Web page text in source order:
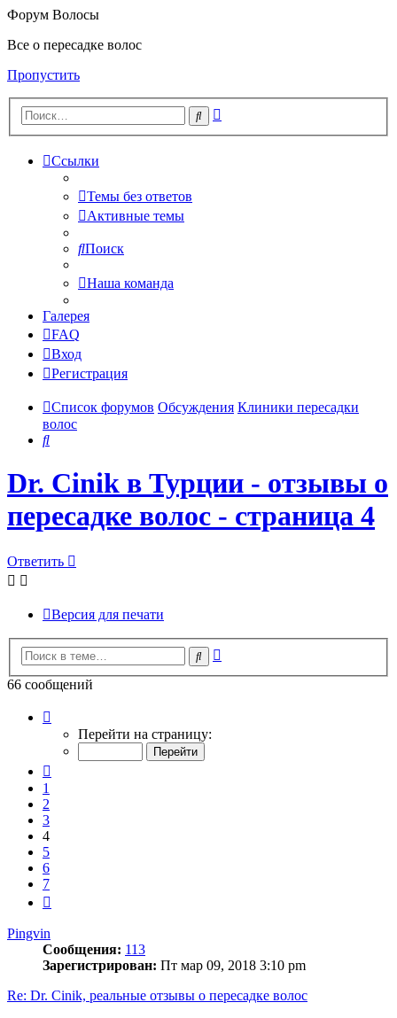
Форум Волосы
Все о пересадке волос
Пропустить
Поиск
Ссылки
Темы без ответов
Активные темы
Поиск
Наша команда
Галерея
FAQ
Вход
Регистрация
Список форумов Обсуждения Клиники пересадки
волос
Поиск
Dr. Cinik в Турции - отзывы о
пересадке волос - страница 4
Ответить
Версия для печати
Поиск
66 сообщений
Перейти на страницу:
1
2
3
4
5
6
7
Pingvin
Сообщения: 113
Зарегистрирован: Пт мар 09, 2018 3:10 pm
Re: Dr. Cinik, реальные отзывы о пересадке волос